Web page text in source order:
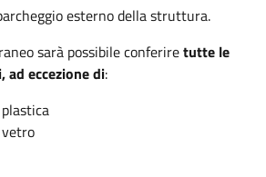
esterno della struttura.
sarà possibile conferiretutte le
eccezione di: